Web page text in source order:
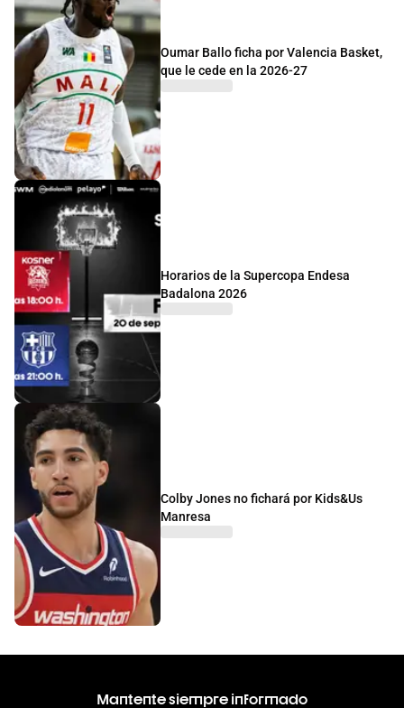
Oumar Ballo ficha por Valencia Basket,
que le cede en la 2026-27
Horarios de la Supercopa Endesa
Badalona 2026
Colby Jones no fichará por Kids&Us
Manresa
Mantente siempre informado